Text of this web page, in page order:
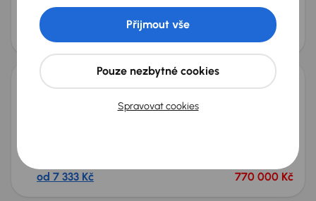
+9 dalších
Měsíční splátka
od 5 050 Kč
Akční cena
540 000 Kč
Nově v nabídce
AutomatDiesel + Hybridní
od 7 333 Kč 770 000 Kč
Nově v nabídce
Spravovat cookies
Pouze nezbytné cookies
Přijmout vše